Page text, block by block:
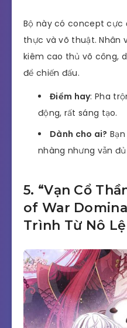
Bộ này có concept cực
thực và võ thuật. Nhân
kiêm cao thủ võ công,
để chiến đấu.
Điểm hay: Pha
động, rất sáng tạo.
Dành cho ai?
nhàng nhưng vẫn
5. “Vạn Cổ
of War
Trình Từ Nô